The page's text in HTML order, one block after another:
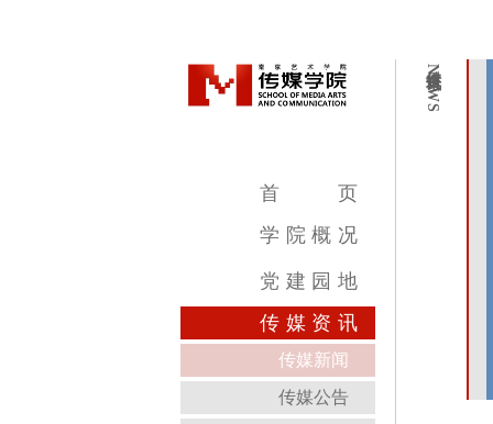
首
页
学 院 概 况
学院简介
学院领导
机构设置
教学设施
专业介绍
党 建 园 地
传 媒 资 讯
传媒新闻
传媒公告
NEWS